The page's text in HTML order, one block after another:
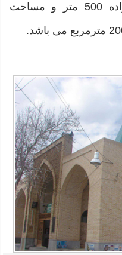
مساحت کنونی صحن امام زاده 500 متر و مساحت